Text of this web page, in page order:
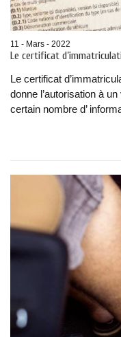
11 - Mars - 2022
Le certificat
Le certificat
donne l’autorisation à
certain nombre d’